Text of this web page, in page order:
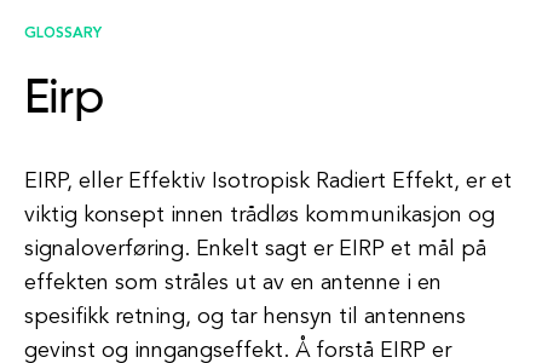
GLOSSARY
Eirp
EIRP, eller Effektiv Isotropisk Radiert Effekt, er et
viktig konsept innen trådløs kommunikasjon og
signaloverføring. Enkelt sagt er EIRP et mål på
effekten som stråles ut av en antenne i en
spesifikk retning, og tar hensyn til antennens
gevinst og inngangseffekt. Å forstå EIRP er